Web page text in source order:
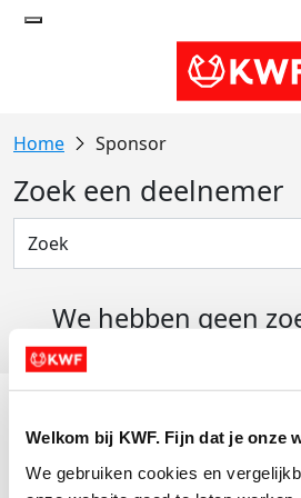
Welkom bij KWF. Fijn dat je onze
We gebruiken cookies en
Sponsor
Zoek een deelnemer
We hebben geen
Actiematerialen
Evenementen